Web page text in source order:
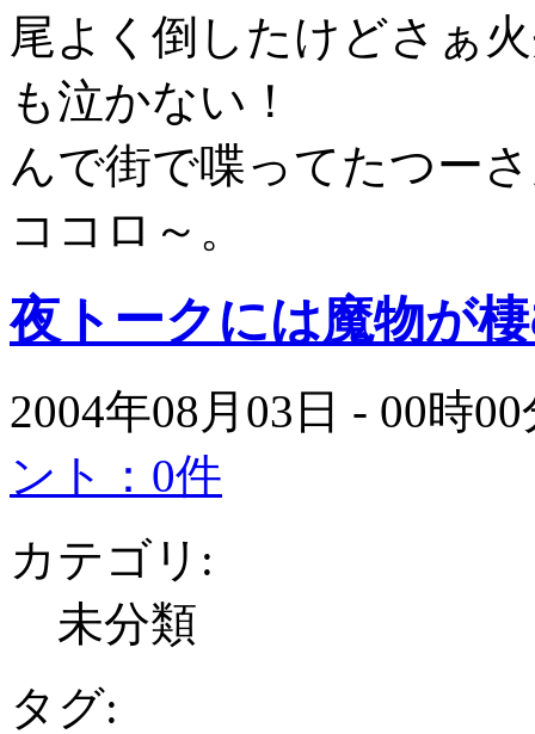
尾よく倒したけどさぁ
も泣かない！
んで街で喋ってたつー
ココロ～。
夜トークには魔物が
2004年08月03日 - 00時
ント：0件
カテゴリ:
未分類
タグ: